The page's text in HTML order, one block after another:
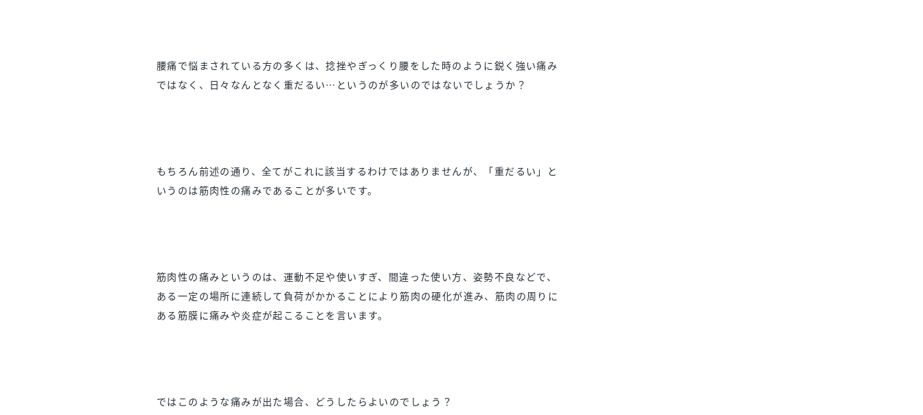
腰痛で悩まされている方の多くは、捻挫やぎっくり腰をした時のように鋭く強い痛み
ではなく、日々なんとなく重だるい…というのが多いのではないでしょうか？
もちろん前述の通り、全てがこれに該当するわけではありませんが、「重だるい」と
いうのは筋肉性の痛みであることが多いです。
筋肉性の痛みというのは、運動不足や使いすぎ、間違った使い方、姿勢不良などで、
ある一定の場所に連続して負荷がかかることにより筋肉の硬化が進み、筋肉の周りに
ある筋膜に痛みや炎症が起こることを言います。
ではこのような痛みが出た場合、どうしたらよいのでしょう？